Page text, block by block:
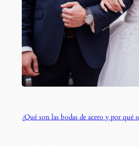
¿Qué son las bodas de acero y por qué